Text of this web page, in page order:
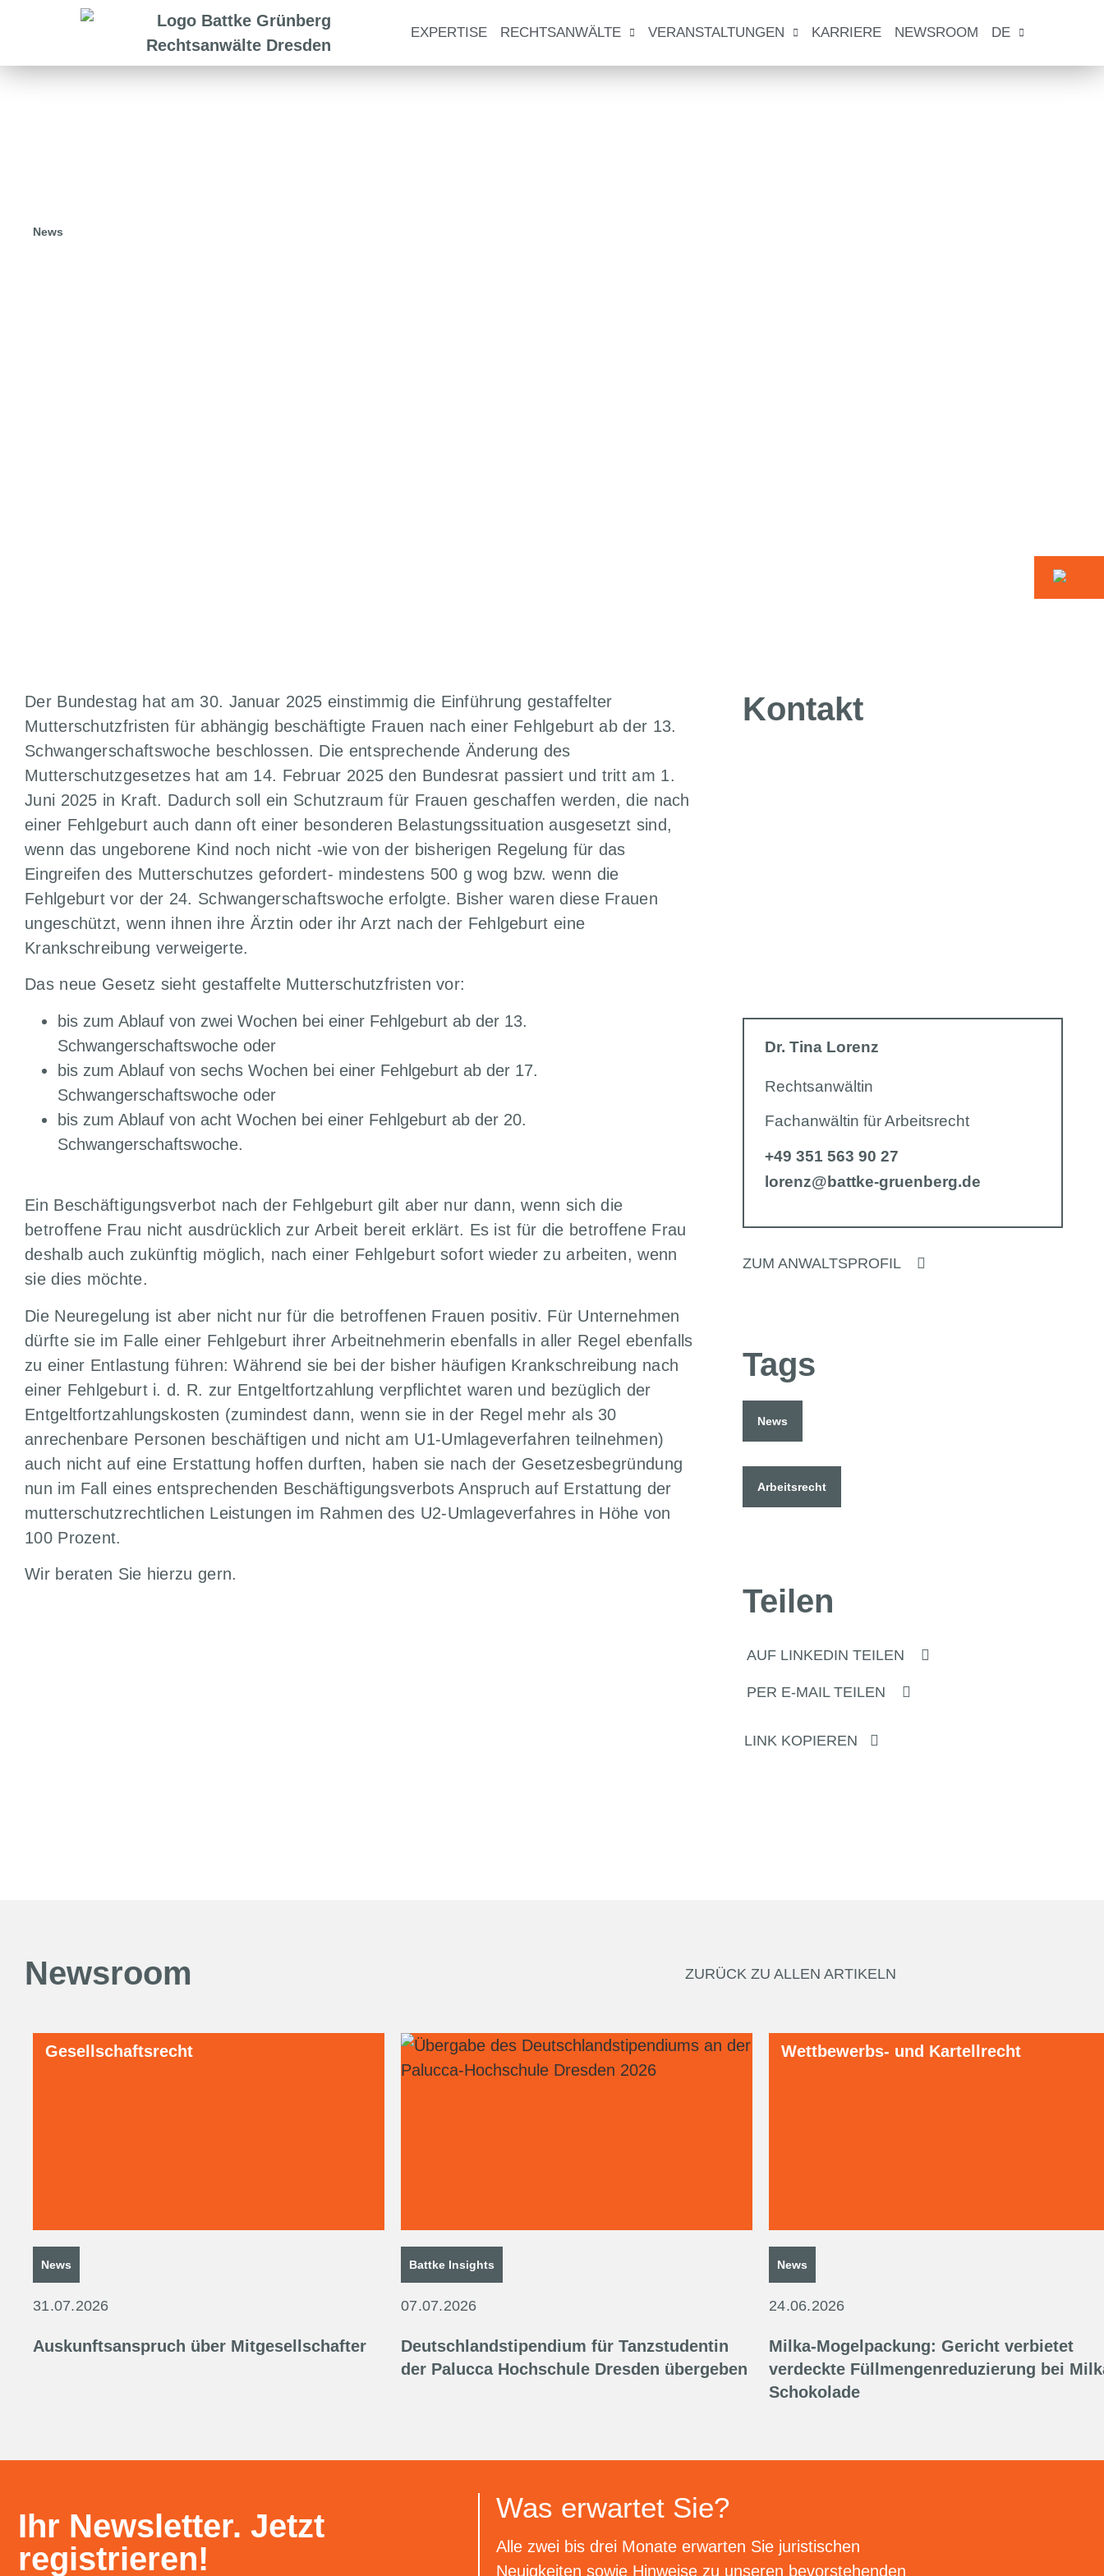
EXPERTISE RECHTSANWÄLTE VERANSTALTUNGEN KARRIERE NEWSROOM DE
News
Der Bundestag hat am 30. Januar 2025 einstimmig die Einführung gestaffelter
Mutterschutzfristen für abhängig beschäftigte Frauen nach einer Fehlgeburt ab der 13.
Schwangerschaftswoche beschlossen. Die entsprechende Änderung des
Mutterschutzgesetzes hat am 14. Februar 2025 den Bundesrat passiert und tritt am 1.
Juni 2025 in Kraft. Dadurch soll ein Schutzraum für Frauen geschaffen werden, die nach
einer Fehlgeburt auch dann oft einer besonderen Belastungssituation ausgesetzt sind,
wenn das ungeborene Kind noch nicht -wie von der bisherigen Regelung für das
Eingreifen des Mutterschutzes gefordert- mindestens 500 g wog bzw. wenn die
Fehlgeburt vor der 24. Schwangerschaftswoche erfolgte. Bisher waren diese Frauen
ungeschützt, wenn ihnen ihre Ärztin oder ihr Arzt nach der Fehlgeburt eine
Krankschreibung verweigerte.
Das neue Gesetz sieht gestaffelte Mutterschutzfristen vor:
bis zum Ablauf von zwei Wochen bei einer Fehlgeburt ab der 13.
Schwangerschaftswoche oder
bis zum Ablauf von sechs Wochen bei einer Fehlgeburt ab der 17.
Schwangerschaftswoche oder
bis zum Ablauf von acht Wochen bei einer Fehlgeburt ab der 20.
Schwangerschaftswoche.
Ein Beschäftigungsverbot nach der Fehlgeburt gilt aber nur dann, wenn sich die
betroffene Frau nicht ausdrücklich zur Arbeit bereit erklärt. Es ist für die betroffene Frau
deshalb auch zukünftig möglich, nach einer Fehlgeburt sofort wieder zu arbeiten, wenn
sie dies möchte.
Die Neuregelung ist aber nicht nur für die betroffenen Frauen positiv. Für Unternehmen
dürfte sie im Falle einer Fehlgeburt ihrer Arbeitnehmerin ebenfalls in aller Regel ebenfalls
zu einer Entlastung führen: Während sie bei der bisher häufigen Krankschreibung nach
einer Fehlgeburt i. d. R. zur Entgeltfortzahlung verpflichtet waren und bezüglich der
Entgeltfortzahlungskosten (zumindest dann, wenn sie in der Regel mehr als 30
anrechenbare Personen beschäftigen und nicht am U1-Umlageverfahren teilnehmen)
auch nicht auf eine Erstattung hoffen durften, haben sie nach der Gesetzesbegründung
nun im Fall eines entsprechenden Beschäftigungsverbots Anspruch auf Erstattung der
mutterschutzrechtlichen Leistungen im Rahmen des U2-Umlageverfahres in Höhe von
100 Prozent.
Wir beraten Sie hierzu gern.
Kontakt
Dr. Tina Lorenz
Rechtsanwältin
Fachanwältin für Arbeitsrecht
+49 351 563 90 27
lorenz@battke-gruenberg.de
ZUM ANWALTSPROFIL
Tags
News
Arbeitsrecht
Teilen
AUF LINKEDIN TEILEN
PER E-MAIL TEILEN
LINK KOPIEREN
Newsroom ZURÜCK ZU ALLEN ARTIKELN
Gesellschaftsrecht
News
31.07.2026
Auskunftsanspruch über Mitgesellschafter
Urheber- und Medienrecht
Battke Insights
07.07.2026
Deutschlandstipendium für Tanzstudentin
der Palucca Hochschule Dresden übergeben
Wettbewerbs- und Kartellrecht
News
24.06.2026
Milka-Mogelpackung: Gericht verbietet
verdeckte Füllmengenreduzierung bei
Schokolade
Ihr Newsletter. Jetzt
registrieren!
Was erwartet Sie?
Alle zwei bis drei Monate erwarten Sie juristischen
Neuigkeiten sowie Hinweise zu unseren bevorstehenden